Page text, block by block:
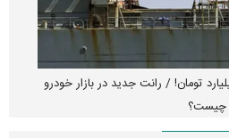
واردات خودرو ۳ میلیارد تومان! / رانت جدید در بازار خودرو
چیست؟